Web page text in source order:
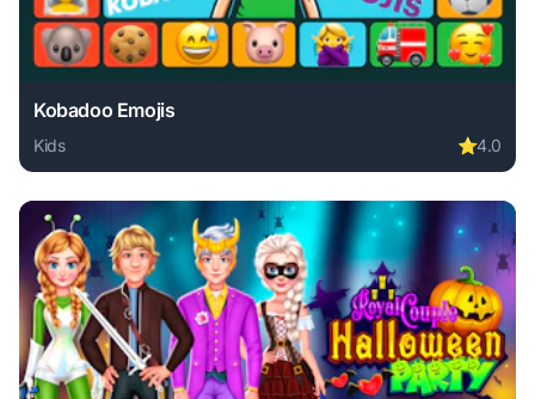
Kobadoo Emojis
Kids ⭐4.0
Play Kobadoo Emojis online free. kids game, no